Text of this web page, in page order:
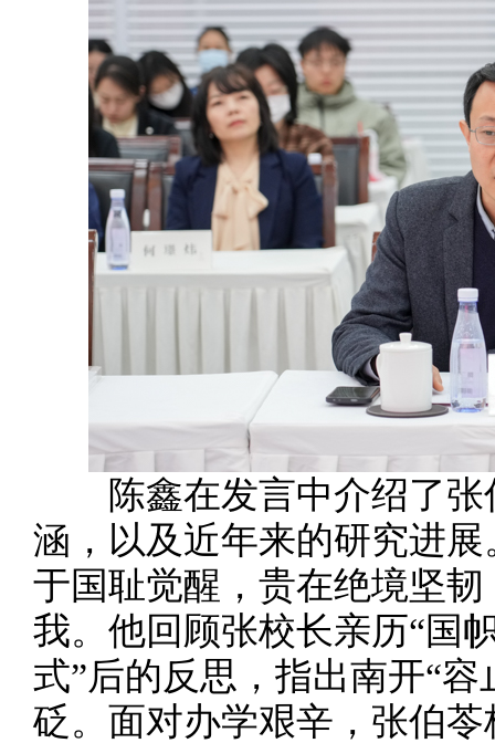
陈鑫在发言中介绍了张
涵，以及近年来的研究进
于国耻觉醒，贵在绝境坚
我。他回顾张校长亲历“国
式”后的反思，指出南开“
砭。面对办学艰辛，张伯